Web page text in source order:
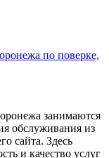
по поверке,
занимаются
обслуживания из
сайта. Здесь
и качество услуг